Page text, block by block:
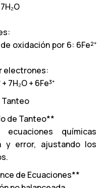
oxidación por 6: 6Fe²⁺
electrones:
7H₂O + 6Fe³⁺
Tanteo
de Tanteo**
químicas
y error, ajustando los
de Ecuaciones**